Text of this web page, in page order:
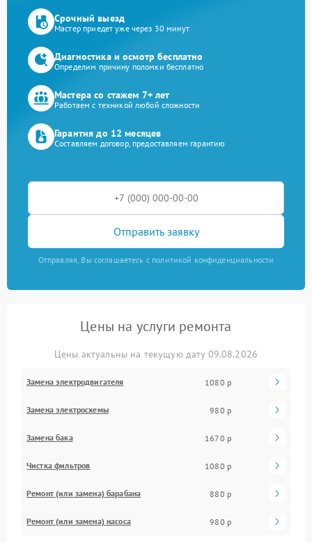
Срочный выезд
Мастер приедет уже через 30 минут
Диагностика и осмотр бесплатно
Определим причину поломки бесплатно
Мастера со стажем 7+ лет
Работаем с техникой любой сложности
Гарантия до 12 месяцев
Составляем договор, предоставляем гарантию
Отправить заявку
Отправляя, Вы соглашаетесь с политикой конфиденциальности
Цены на услуги ремонта
Цены актуальны на текущую дату 09.08.2026
Замена электродвигателя 1080 р
Замена электросхемы 980 р
Замена бака 1670 р
Чистка фильтров 1080 р
Ремонт (или замена) барабана 880 р
Ремонт (или замена) насоса 980 р